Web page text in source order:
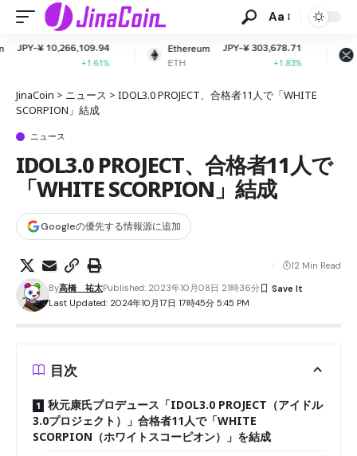
Aa
Ethereum
ETH
JPY-¥ 303,678.71
+1.83%
XRP
XRP
JPY-¥
-
JinaCoin > ニュース > IDOL3.0 PROJECT、合格者11人で「WHITE
SCORPION」結成
ニュース
IDOL3.0 PROJECT、合格者11人で
「WHITE SCORPION」結成
Googleの優先する情報源に追加
Last Updated: 2024年10月17日 17時45分 5:45 PM
By高橋 祐太Published: 2023年10月08日 21時36分
12 Min Read
目次
秋元康氏プロデュース「IDOL3.0 PROJECT（アイドル
3.0プロジェクト）」合格者11人で「WHITE
SCORPION（ホワイトスコーピオン）」を結成